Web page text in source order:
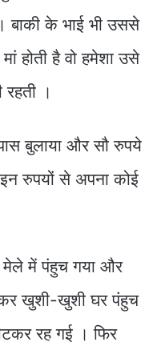
बाकी के भाई भी उससे
होती है वो हमेशा उसे
।
बुलाया और सौ रुपये
रुपयों से अपना कोई
मेले में पंहुच गया और
खुशी-खुशी घर पंहुच
रह गई । फिर